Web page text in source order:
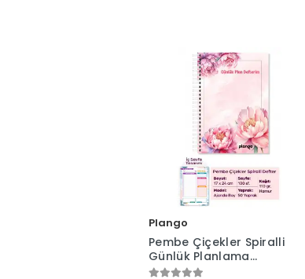
Plango
Pembe Çiçekler Spiralli
Günlük Planlama
Defteri - 100 Sayfa -